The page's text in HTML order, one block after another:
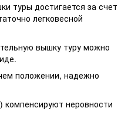
туры достигается за счет
легковесной
вышку туру можно
положении, надежно
неровности